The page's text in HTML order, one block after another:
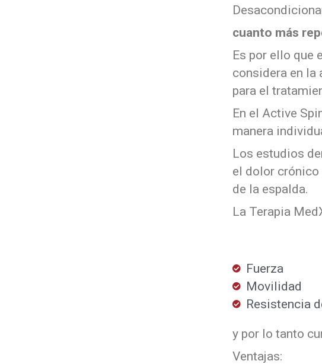
cuanto más
Es por ello que
considera en la
para el
En el Active
manera
Los estudios
el dolor
de la espalda.
La Terapia
Fuerza
Movilidad
Resistencia
y por lo tanto
Ventajas: